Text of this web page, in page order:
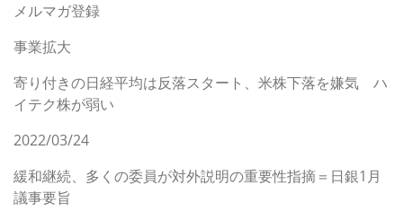
メルマガ登録
事業拡大
寄り付きの日経平均は反落スタート、米株下落を嫌気 ハ
イテク株が弱い
2022/03/24
緩和継続、多くの委員が対外説明の重要性指摘＝日銀1月
議事要旨